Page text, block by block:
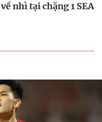
nhì tại chặng 1 SEA